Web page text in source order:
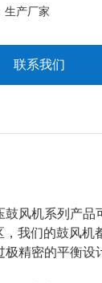
生产厂家
联系我们
风机系列产
我们的鼓风机
精密的平衡